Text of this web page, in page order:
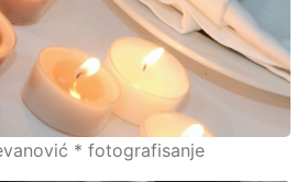
* fotografisanje